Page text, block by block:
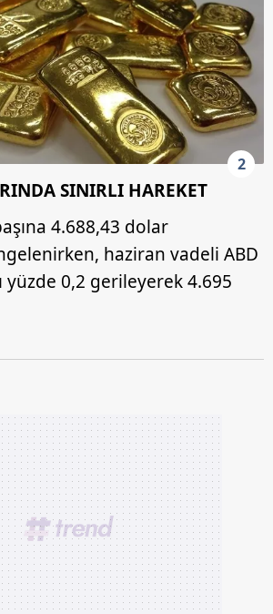
2
SINIRLI HAREKET
4.688,43 dolar
haziran vadeli ABD
yüzde 0,2 gerileyerek 4.695